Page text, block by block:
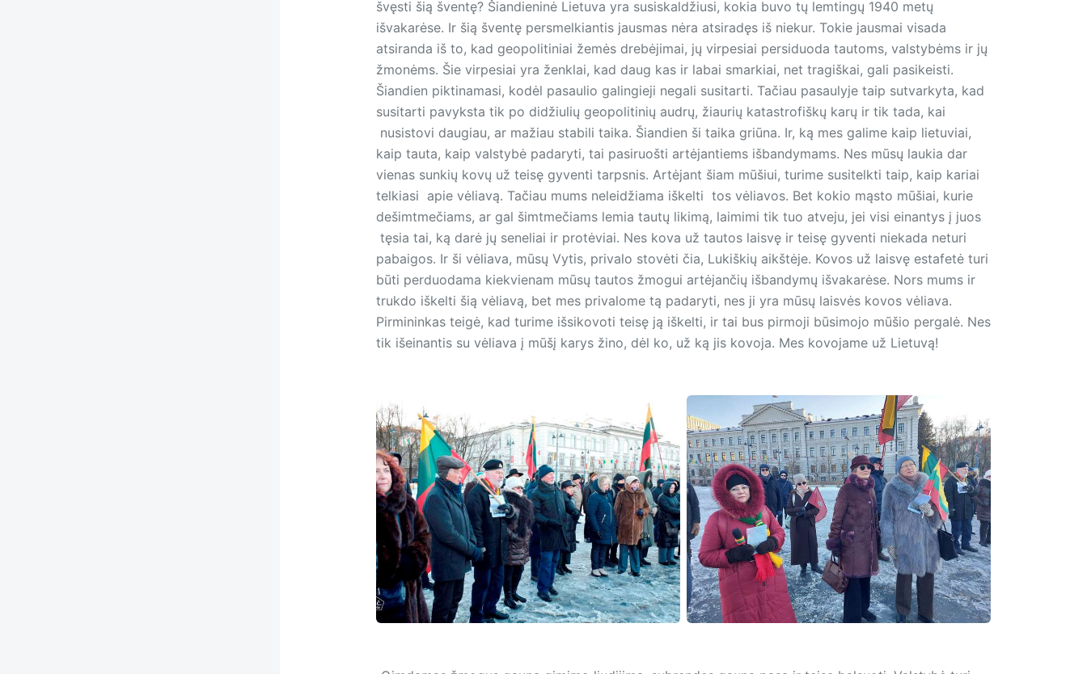
švęsti šią šventę? Šiandieninė Lietuva yra susiskaldžiusi, kokia buvo tų lemtingų 1940 metų
išvakarėse. Ir šią šventę persmelkiantis jausmas nėra atsiradęs iš niekur. Tokie jausmai visada
atsiranda iš to, kad geopolitiniai žemės drebėjimai, jų virpesiai persiduoda tautoms, valstybėms ir jų
žmonėms. Šie virpesiai yra ženklai, kad daug kas ir labai smarkiai, net tragiškai, gali pasikeisti.
Šiandien piktinamasi, kodėl pasaulio galingieji negali susitarti. Tačiau pasaulyje taip sutvarkyta, kad
susitarti pavyksta tik po didžiulių geopolitinių audrų, žiaurių katastrofiškų karų ir tik tada, kai
nusistovi daugiau, ar mažiau stabili taika. Šiandien ši taika griūna. Ir, ką mes galime kaip lietuviai,
kaip tauta, kaip valstybė padaryti, tai pasiruošti artėjantiems išbandymams. Nes mūsų laukia dar
vienas sunkių kovų už teisę gyventi tarpsnis. Artėjant šiam mūšiui, turime susitelkti taip, kaip kariai
telkiasi apie vėliavą. Tačiau mums neleidžiama iškelti tos vėliavos. Bet kokio mąsto mūšiai, kurie
dešimtmečiams, ar gal šimtmečiams lemia tautų likimą, laimimi tik tuo atveju, jei visi einantys į juos
tęsia tai, ką darė jų seneliai ir protėviai. Nes kova už tautos laisvę ir teisę gyventi niekada neturi
pabaigos. Ir ši vėliava, mūsų Vytis, privalo stovėti čia, Lukiškių aikštėje. Kovos už laisvę estafetė turi
būti perduodama kiekvienam mūsų tautos žmogui artėjančių išbandymų išvakarėse. Nors mums ir
trukdo iškelti šią vėliavą, bet mes privalome tą padaryti, nes ji yra mūsų laisvės kovos vėliava.
Pirmininkas teigė, kad turime išsikovoti teisę ją iškelti, ir tai bus pirmoji būsimojo mūšio pergalė. Nes
tik išeinantis su vėliava į mūšį karys žino, dėl ko, už ką jis kovoja. Mes kovojame už Lietuvą!